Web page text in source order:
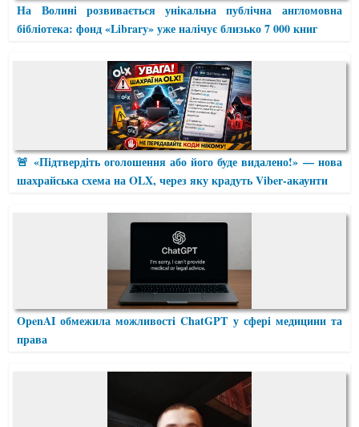
На Волині розвивається унікальна публічна англомовна
бібліотека: фонд «Library» уже налічує близько 7 000 книг
🚨 «Підтвердіть оголошення або його буде видалено!» — нова
шахрайська схема на OLX, через яку крадуть Viber-акаунти
OpenAI обмежила можливості ChatGPT у сфері медицини та
права